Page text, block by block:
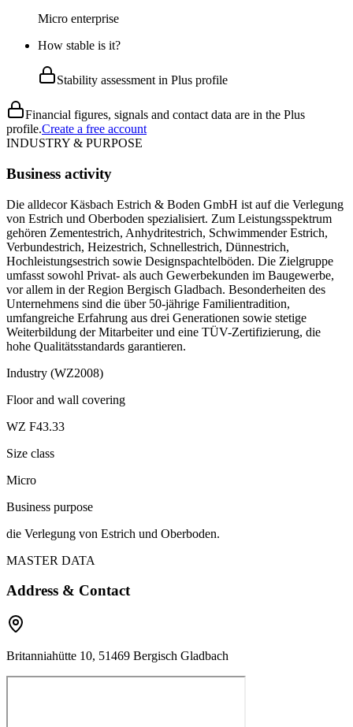
Micro enterprise
How stable is it?
Stability assessment in Plus profile
Financial figures, signals and contact data are in the Plus
profile.Create a free account
INDUSTRY & PURPOSE
Business activity
Die alldecor Käsbach Estrich & Boden GmbH ist auf die Verlegung
von Estrich und Oberboden spezialisiert. Zum Leistungsspektrum
gehören Zementestrich, Anhydritestrich, Schwimmender Estrich,
Verbundestrich, Heizestrich, Schnellestrich, Dünnestrich,
Hochleistungsestrich sowie Designspachtelböden. Die Zielgruppe
umfasst sowohl Privat- als auch Gewerbekunden im Baugewerbe,
vor allem in der Region Bergisch Gladbach. Besonderheiten des
Unternehmens sind die über 50-jährige Familientradition,
umfangreiche Erfahrung aus drei Generationen sowie stetige
Weiterbildung der Mitarbeiter und eine TÜV-Zertifizierung, die
hohe Qualitätsstandards garantieren.
Industry (WZ2008)
Floor and wall covering
WZ F43.33
Size class
Micro
Business purpose
die Verlegung von Estrich und Oberboden.
MASTER DATA
Address & Contact
Britanniahütte 10, 51469 Bergisch Gladbach